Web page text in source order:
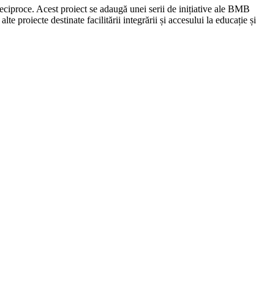
Acest proiect se adaugă unei serii de inițiative ale BMB
proiecte destinate facilitării integrării și accesului la educație și